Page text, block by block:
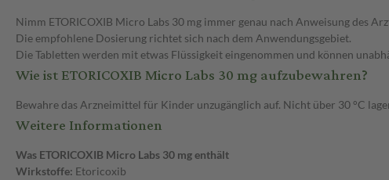
Nimm ETORICOXIB Micro Labs 30 mg immer genau nach Anweisung des
Die empfohlene Dosierung richtet sich nach dem Anwendungsgebiet.
Die Tabletten werden mit etwas Flüssigkeit eingenommen und können
Wie ist ETORICOXIB Micro Labs 30 mg aufzubewahren?
Bewahre das Arzneimittel für Kinder unzugänglich auf. Nicht über 30 °C
Weitere Informationen
Was ETORICOXIB Micro Labs 30 mg enthält
Wirkstoffe: Etoricoxib